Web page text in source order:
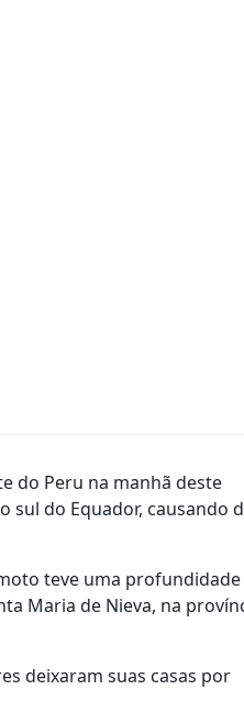
do Peru na manhã deste
sul do Equador, causando
teve uma profundidade
Maria de Nieva, na
deixaram suas casas por